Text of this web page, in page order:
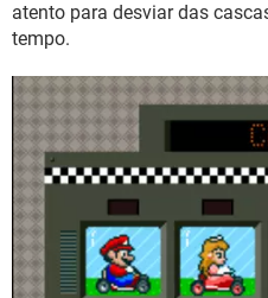
atento para desviar das
tempo.